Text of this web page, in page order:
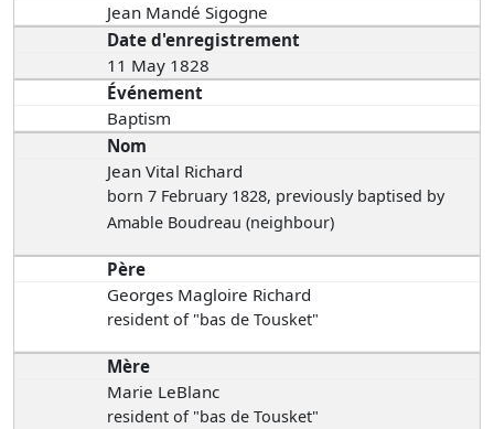
Jean Mandé Sigogne
Date d'enregistrement
11 May 1828
Événement
Baptism
Nom
Jean Vital Richard
born 7 February 1828, previously baptised by
Amable Boudreau (neighbour)
Père
Georges Magloire Richard
resident of "bas de Tousket"
Mère
Marie LeBlanc
resident of "bas de Tousket"